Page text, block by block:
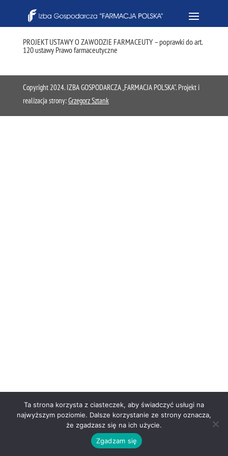
PROJEKT USTAWY O ZAWODZIE FARMACEUTY – poprawki do art.
120 ustawy Prawo farmaceutyczne
Copyright 2024. IZBA GOSPODARCZA „FARMACJA POLSKA”. Projekt i
realizacja strony:Grzegorz Sztank
Ta strona korzysta z ciasteczek, aby świadczyć usługi na
najwyższym poziomie. Dalsze korzystanie ze strony oznacza,
że zgadzasz się na ich użycie.
Zgadzam się